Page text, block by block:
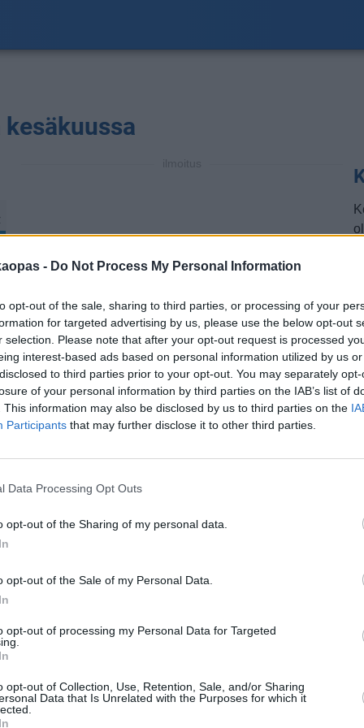
- Do Not Process My Personal Information
opt-out of the sale, sharing to third parties, or processing of your
for targeted advertising by us, please use the below opt-out
selection. Please note that after your opt-out request is processed
interest-based ads based on personal information utilized by us
to third parties prior to your opt-out. You may separately
of your personal information by third parties on the IAB’s list of
This information may also be disclosed by us to third parties on the
Participants that may further disclose it to other third parties.
Data Processing Opt Outs
opt-out of the Sharing of my personal data.
opt-out of the Sale of my Personal Data.
opt-out of processing my Personal Data for Targeted
opt-out of Collection, Use, Retention, Sale, and/or Sharing
Data that Is Unrelated with the Purposes for which it
10 vuoden tarkastelujaksolla
Mikä on Chișinăun tavanomainen lämpötila kesäkuussa.
keskilämpötila
keskimäärin
2011
20 ℃ 16 ℃
25 ℃
2012
2014
20 ℃ 15 ℃
24 ℃